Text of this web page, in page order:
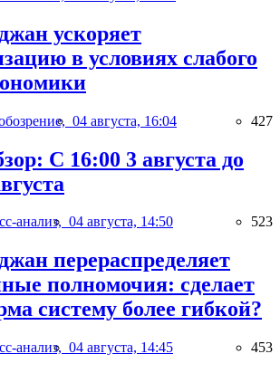
ускоряет
в условиях слабого
04 августа, 16:04 427
С 16:00 3 августа до
анализ, 04 августа, 14:50 523
перераспределяет
полномочия: сделает
систему более гибкой?
анализ, 04 августа, 14:45 453